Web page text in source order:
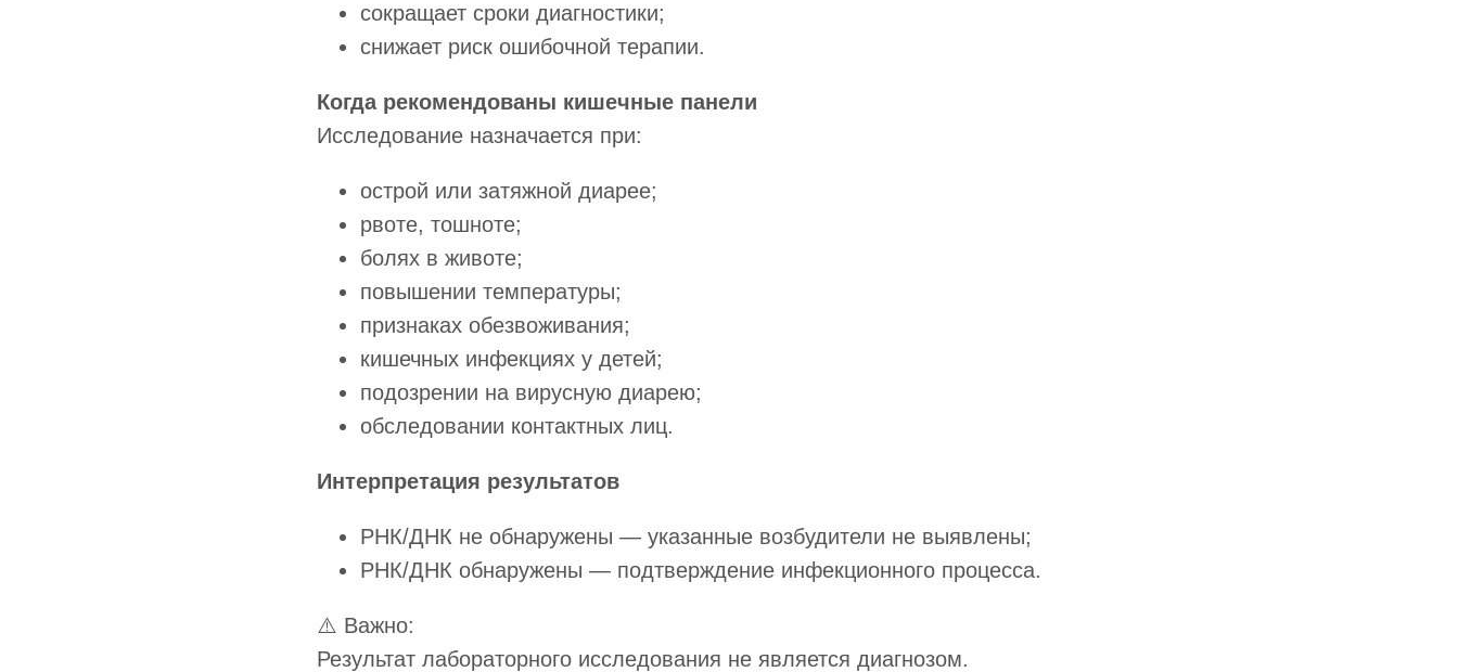
сокращает сроки диагностики;
снижает риск ошибочной терапии.
Когда рекомендованы кишечные панели
Исследование назначается при:
острой или затяжной диарее;
рвоте, тошноте;
болях в животе;
повышении температуры;
признаках обезвоживания;
кишечных инфекциях у детей;
подозрении на вирусную диарею;
обследовании контактных лиц.
Интерпретация результатов
РНК/ДНК не обнаружены — указанные возбудители не выявлены;
РНК/ДНК обнаружены — подтверждение инфекционного процесса.
⚠️ Важно:
Результат лабораторного исследования не является диагнозом.